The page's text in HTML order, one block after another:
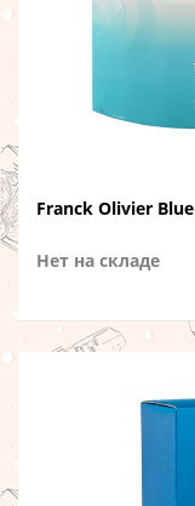
Franck Olivier Blue
Нет на складе